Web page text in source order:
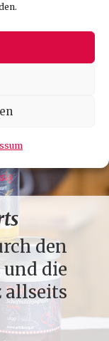
den
die
allseits